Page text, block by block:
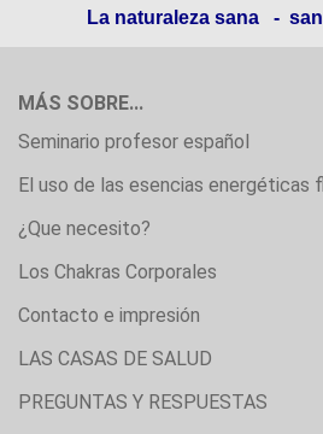
La naturaleza sana -
MÁS SOBRE...
Seminario profesor español
El uso de las esencias energéticas
¿Que necesito?
Los Chakras Corporales
Contacto e impresión
LAS CASAS DE SALUD
PREGUNTAS Y RESPUESTAS